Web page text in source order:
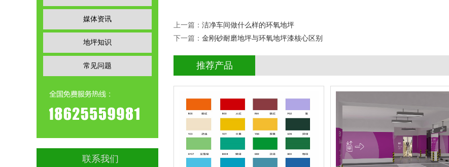
媒体资讯
地坪知识
常见问题
联系我们
上一篇： 洁净车间做什么样的环氧地坪
下一篇： 金刚砂耐磨地坪与环氧地坪漆核心区别
推荐产品
环氧地坪漆
环氧地坪
立即询问
停车场环氧地坪
停车场地坪
查看详情
立即询问